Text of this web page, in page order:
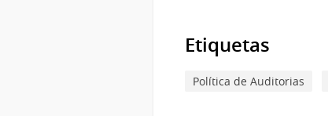
Etiquetas
Política de Auditorias